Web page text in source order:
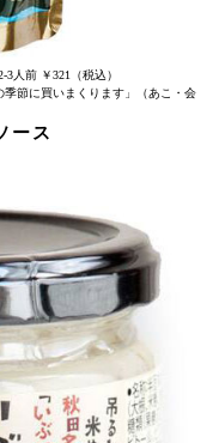
人前 ￥321（税込）
季節に買いまくります」（あこ・会
ース